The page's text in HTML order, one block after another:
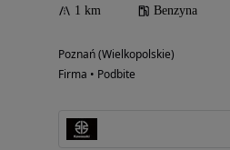
1 km Benzyna
Poznań (Wielkopolskie)
Firma • Podbite